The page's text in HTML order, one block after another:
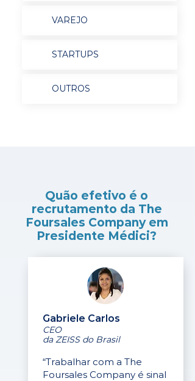
VAREJO
STARTUPS
OUTROS
Quão efetivo é o
recrutamento da The
Foursales Company em
Presidente Médici?
Gabriele Carlos
CEO
da ZEISS do Brasil
“Trabalhar com a The
Foursales Company é sinal